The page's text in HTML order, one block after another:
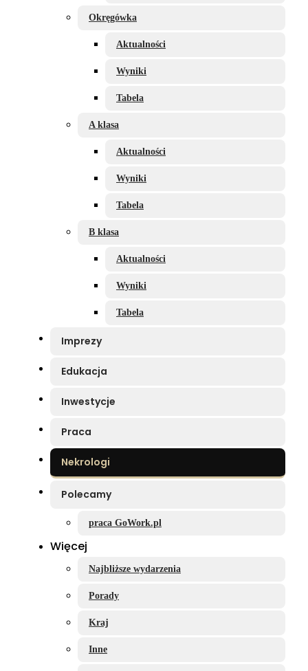
Okręgówka
Aktualności
Wyniki
Tabela
A klasa
Aktualności
Wyniki
Tabela
B klasa
Aktualności
Wyniki
Tabela
Imprezy
Edukacja
Inwestycje
Praca
Nekrologi
Polecamy
praca GoWork.pl
Więcej
Najbliższe wydarzenia
Porady
Kraj
Inne